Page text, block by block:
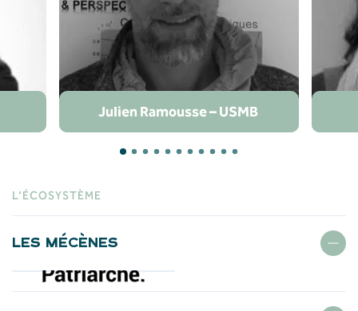
Julien Ramousse – USMB
L’ÉCOSYSTÈME
LES MÉCÈNES